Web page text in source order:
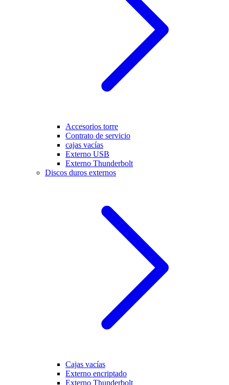
Accesorios torre
Contrato de servicio
cajas vacías
Externo USB
Externo Thunderbolt
Discos duros externos
Cajas vacías
Externo encriptado
Externo Thunderbolt